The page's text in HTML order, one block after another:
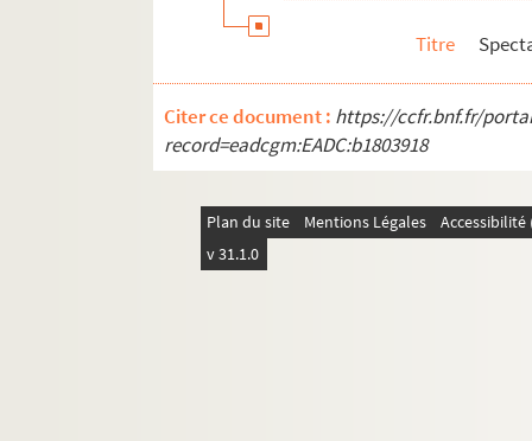
Théâtre Mogador
Théâtre des Nouveautés
Théâtre de l'Œuvre
Théâtre Le Palace
Théâtre de Paris
Titre
Citer ce document : https://ccfr.bnf.fr/
record=eadcgm:EADC:b1803918
Plan du site Mentions Légales
v 31.1.0